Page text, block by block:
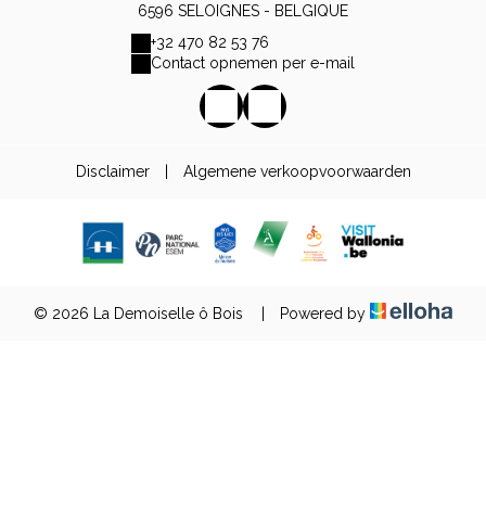
6596 SELOIGNES - BELGIQUE
+32 470 82 53 76
Contact opnemen per e-mail
Disclaimer Algemene verkoopvoorwaarden
© 2026 La Demoiselle ô Bois Powered by